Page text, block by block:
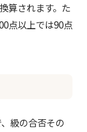
算されます。た
点以上では90点
級の合否その